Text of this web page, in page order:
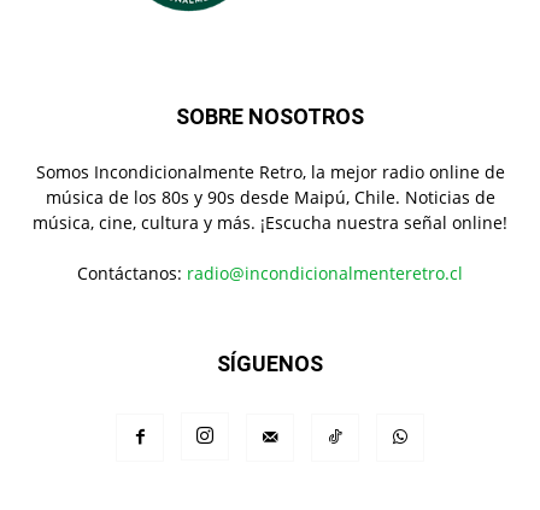
SOBRE NOSOTROS
Somos Incondicionalmente Retro, la mejor radio online de
música de los 80s y 90s desde Maipú, Chile. Noticias de
música, cine, cultura y más. ¡Escucha nuestra señal online!
Contáctanos: radio@incondicionalmenteretro.cl
SÍGUENOS